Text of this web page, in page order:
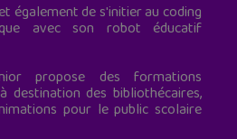
également de s'initier au coding
avec son robot éducatif
propose des formations
destination des bibliothécaires,
pour le public scolaire